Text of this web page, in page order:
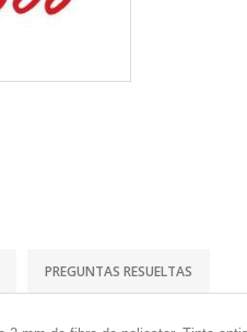
PREGUNTAS RESUELTAS